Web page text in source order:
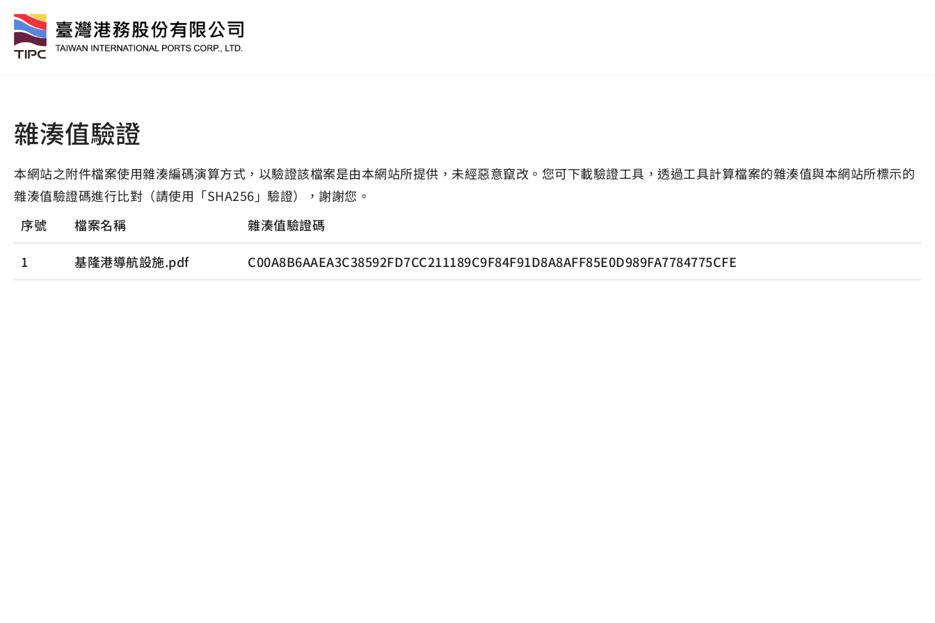
雜湊值驗證
本網站之附件檔案使用雜湊編碼演算方式，以驗證該檔案是由本網站所提供，未經惡意竄改。您可下載驗證工具，透過工具計算檔案的雜湊值與本網站所標示的
雜湊值驗證碼進行比對（請使用「SHA256」驗證），謝謝您。
序號
檔案名稱 雜湊值驗證碼
1 基隆港導航設施.pdf C00A8B6AAEA3C38592FD7CC211189C9F84F91D8A8AFF85E0D989FA7784775CFE